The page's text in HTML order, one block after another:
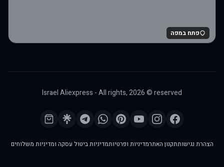
פתח במפה
Israel Aliexpress - All rights,2026© reserved
הצהרת נגישותתקנון האתרמדיניות ופרטיותמדיניות ביטול עסקה ומדיניות משלוחים